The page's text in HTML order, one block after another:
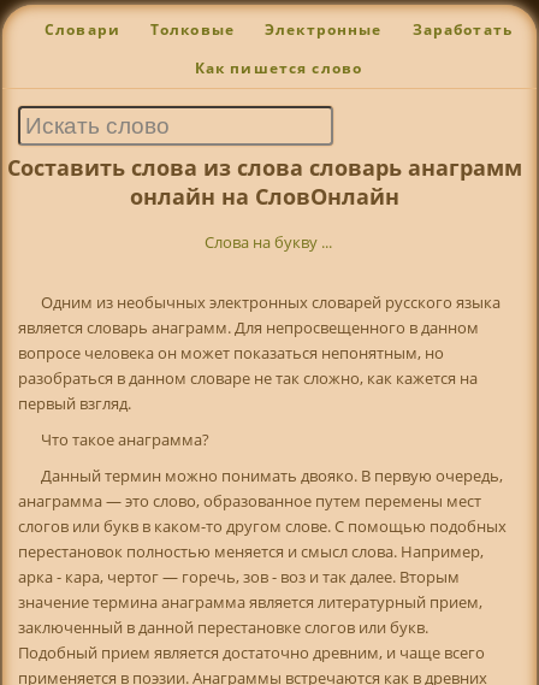
Словари Толковые Электронные Заработать
Как пишется слово
Составить слова из слова словарь анаграмм
онлайн на СловОнлайн
Слова на букву ...
Одним из необычных электронных словарей русского языка
является словарь анаграмм. Для непросвещенного в данном
вопросе человека он может показаться непонятным, но
разобраться в данном словаре не так сложно, как кажется на
первый взгляд.
Что такое анаграмма?
Данный термин можно понимать двояко. В первую очередь,
анаграмма — это слово, образованное путем перемены мест
слогов или букв в каком-то другом слове. С помощью подобных
перестановок полностью меняется и смысл слова. Например,
арка - кара, чертог — горечь, зов - воз и так далее. Вторым
значение термина анаграмма является литературный прием,
заключенный в данной перестановке слогов или букв.
Подобный прием является достаточно древним, и чаще всего
применяется в поэзии. Анаграммы встречаются как в древних